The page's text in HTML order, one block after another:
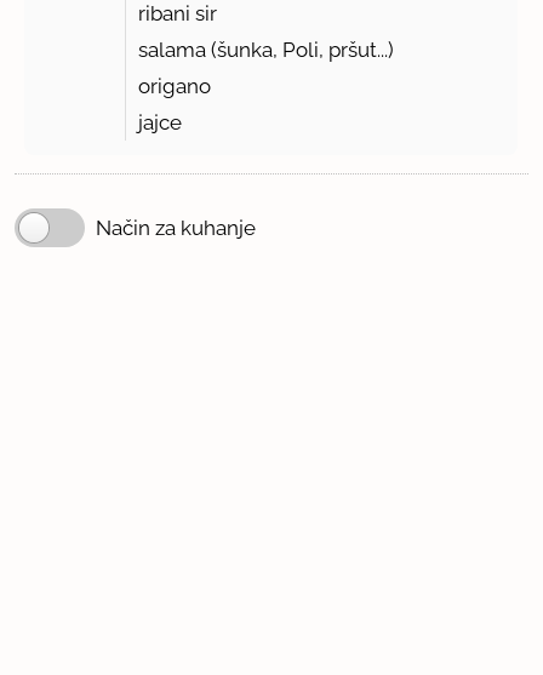
ribani sir
salama (šunka, Poli, pršut...)
origano
jajce
Način za kuhanje